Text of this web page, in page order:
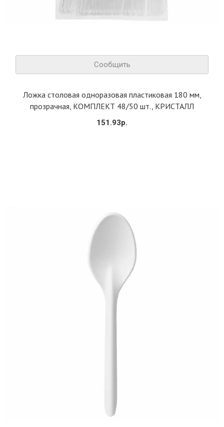
Сообщить
Ложка столовая одноразовая пластиковая 180 мм,
прозрачная, КОМПЛЕКТ 48/50 шт., КРИСТАЛЛ
151.93р.